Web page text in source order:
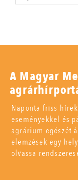
A Magyar
Naponta friss
eseményekkel és
agrárium egészét
elemzések egy
olvassa